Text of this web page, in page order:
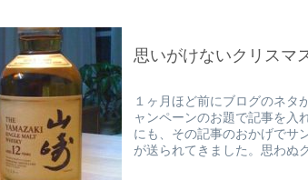
思いがけないクリスマ
１ヶ月ほど前にブログのネタ
ャンペーンのお題で記事を入
にも、その記事のおかげでサ
が送られてきました。思わぬ